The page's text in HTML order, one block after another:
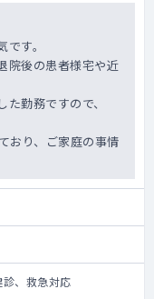
す。
院後の患者様宅や近
勤務ですので、
おり、ご家庭の事情
、救急対応